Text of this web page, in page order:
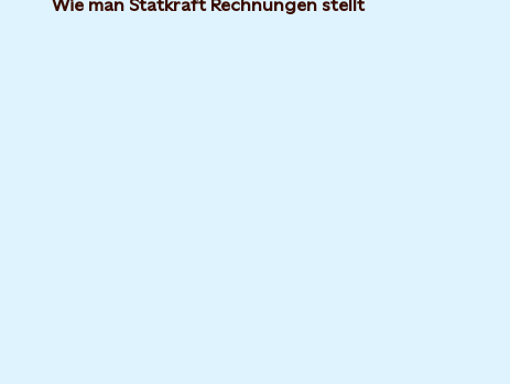
Wie man Statkraft Rechnungen stellt